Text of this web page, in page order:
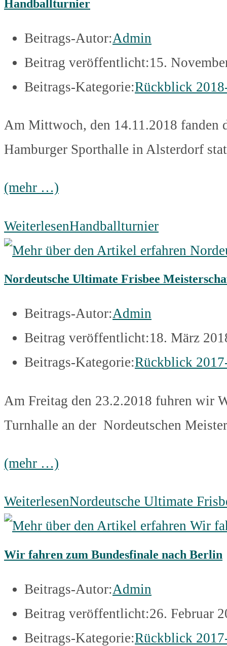
Handballturnier
Beitrags-Autor:Admin
Beitrag veröffentlicht:15.
Beitrags-Kategorie:Rückblick
Am Mittwoch, den 14.11.2018 fanden
Hamburger Sporthalle in Alsterdorf
(mehr …)
WeiterlesenHandballturnier
Nordeutsche Ultimate Frisbee
Beitrags-Autor:Admin
Beitrag veröffentlicht:18. März
Beitrags-Kategorie:Rückblick
Am Freitag den 23.2.2018 fuhren wir
Turnhalle an der Nordeutschen
(mehr …)
WeiterlesenNordeutsche Ultimate
Wir fahren zum Bundesfinale nach Berlin
Beitrags-Autor:Admin
Beitrag veröffentlicht:26. Februar
Beitrags-Kategorie:Rückblick